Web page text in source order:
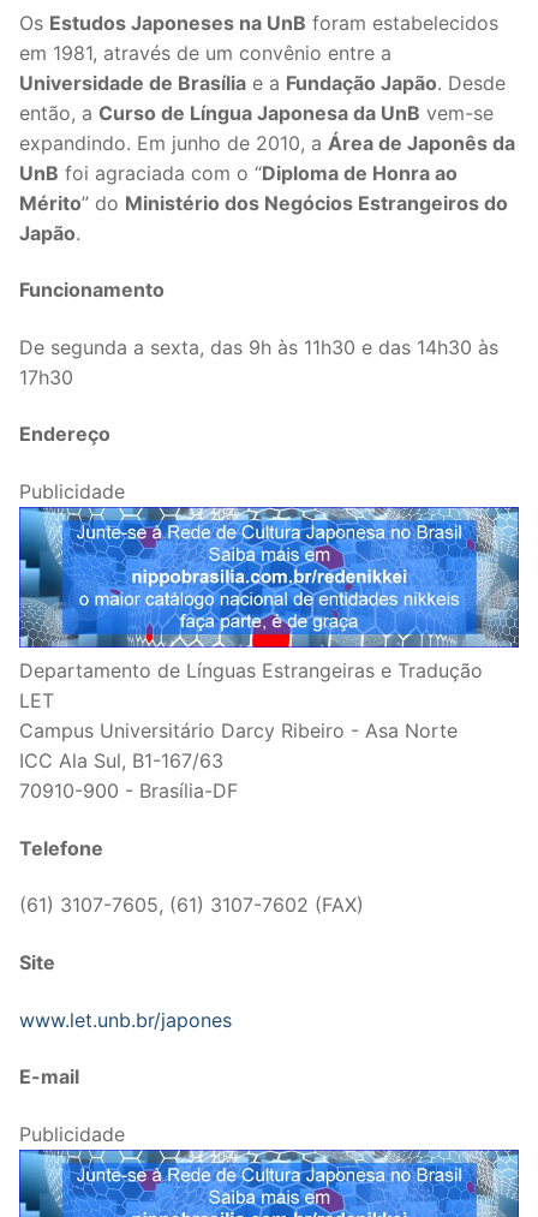
Os Estudos Japoneses na UnB foram estabelecidos
em 1981, através de um convênio entre a
Universidade de Brasília e a Fundação Japão. Desde
então, a Curso de Língua Japonesa da UnB vem-se
expandindo. Em junho de 2010, a Área de Japonês da
UnB foi agraciada com o “Diploma de Honra ao
Mérito” do Ministério dos Negócios Estrangeiros do
Japão.
Funcionamento
De segunda a sexta, das 9h às 11h30 e das 14h30 às
17h30
Endereço
Publicidade
Departamento de Línguas Estrangeiras e Tradução
LET
Campus Universitário Darcy Ribeiro - Asa Norte
ICC Ala Sul, B1-167/63
70910-900 - Brasília-DF
Telefone
(61) 3107-7605, (61) 3107-7602 (FAX)
Site
www.let.unb.br/japones
E-mail
Publicidade